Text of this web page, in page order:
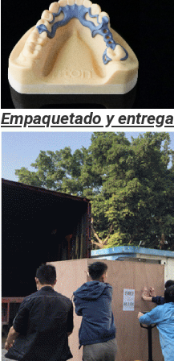
Empaquetado y entrega